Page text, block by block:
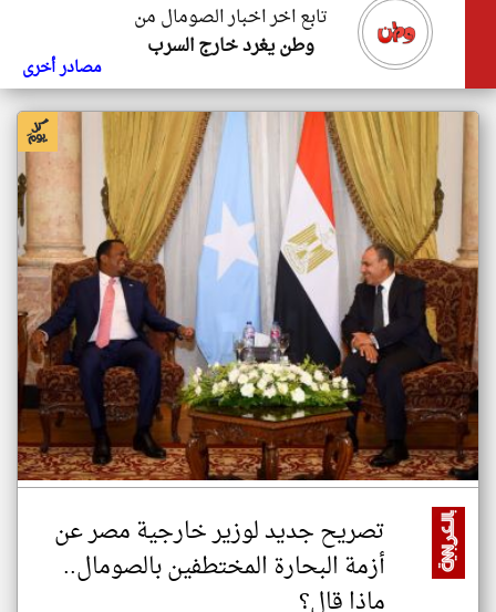
تابع اخر اخبار الصومال من
وطن يغرد خارج السرب
مصادر أخرى
تصريح جديد لوزير خارجية مصر عن
أزمة البحارة المختطفين بالصومال..
ماذا قال؟